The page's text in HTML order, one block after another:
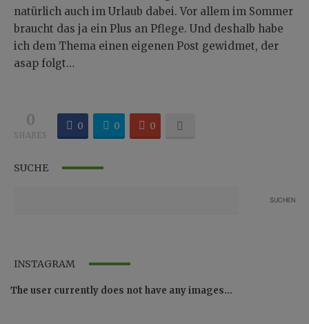
natürlich auch im Urlaub dabei. Vor allem im Sommer
braucht das ja ein Plus an Pflege. Und deshalb habe
ich dem Thema einen eigenen Post gewidmet, der
asap folgt…
0
SHARES
0 0 0
SUCHE
INSTAGRAM
The user currently does not have any images...